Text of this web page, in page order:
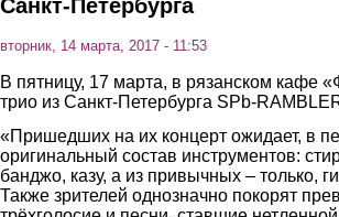
Санкт-Петербурга
вторник, 14 марта, 2017 - 11:53
В пятницу, 17 марта, в рязанском кафе
трио из Санкт-Петербурга SPb-
«Пришедших на их концерт ожидает, в
оригинальный состав инструментов:
банджо, казу, а из привычных – только,
Также зрителей однозначно покорят